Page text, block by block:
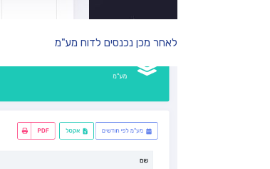
לאחר מכן נכנסים לדוח מע"מ